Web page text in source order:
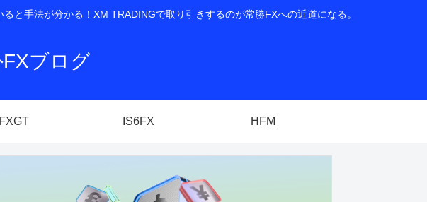
と手法が分かる！XM TRADINGで取り引きするのが常勝FXへの近道になる。
ブログ
FXGT IS6FX HFM